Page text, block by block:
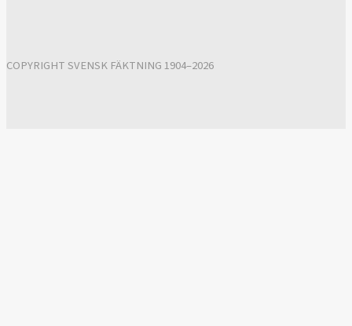
COPYRIGHT SVENSK FÄKTNING 1904–2026